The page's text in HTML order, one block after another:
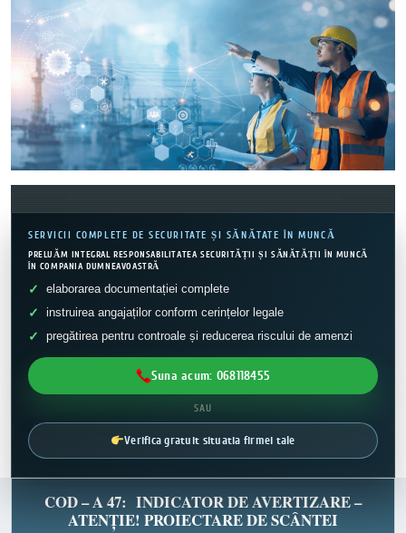
SERVICII COMPLETE DE SECURITATE ȘI SĂNĂTATE ÎN MUNCĂ
PRELUĂM INTEGRAL RESPONSABILITATEA SECURITĂȚII ȘI SĂNĂTĂȚII ÎN MUNCĂ
ÎN COMPANIA DUMNEAVOASTRĂ
elaborarea documentației complete
instruirea angajaților conform cerințelor legale
pregătirea pentru controale și reducerea riscului de amenzi
Suna acum: 068118455
SAU
Verifica gratuit situatia firmei tale
COD – A 47: INDICATOR DE AVERTIZARE –
ATENȚIE! PROIECTARE DE SCÂNTEI